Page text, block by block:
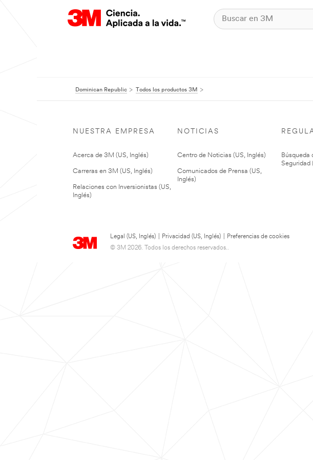
Dominican Republic Todos los productos 3M
NUESTRA EMPRESA
Acerca de 3M (US, Inglés)
Carreras en 3M (US, Inglés)
Relaciones con Inversionistas (US,
Inglés)
NOTICIAS
Centro de Noticias (US, Inglés)
Comunicados de Prensa (US,
Inglés)
Búsqueda
Seguridad
Legal (US, Inglés) Privacidad (US, Inglés)
Preferencias de cookies
© 3M 2026. Todos los derechos reservados..